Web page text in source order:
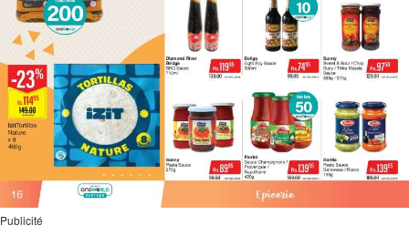
Publicité